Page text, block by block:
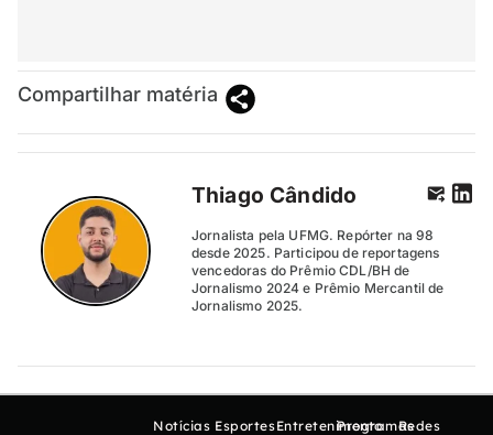
Compartilhar matéria
Thiago Cândido
Jornalista pela UFMG. Repórter na 98
desde 2025. Participou de reportagens
vencedoras do Prêmio CDL/BH de
Jornalismo 2024 e Prêmio Mercantil de
Jornalismo 2025.
Notícias EsportesEntretenimento
ProgramasRedes